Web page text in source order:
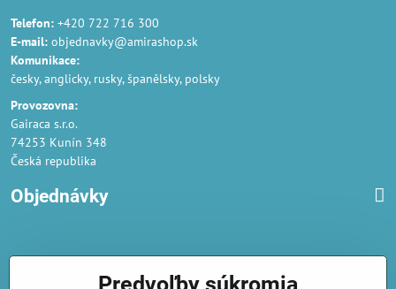
Telefon: +420 722 716 300
E-mail: objednavky@amirashop.sk
Komunikace:
česky, anglicky, rusky, španělsky, polsky
Provozovna:
Gairaca s.r.o.
74253 Kunín 348
Česká republika
Objednávky